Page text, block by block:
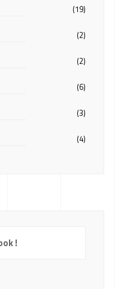
(19)
(2)
(2)
(6)
(3)
(4)
!